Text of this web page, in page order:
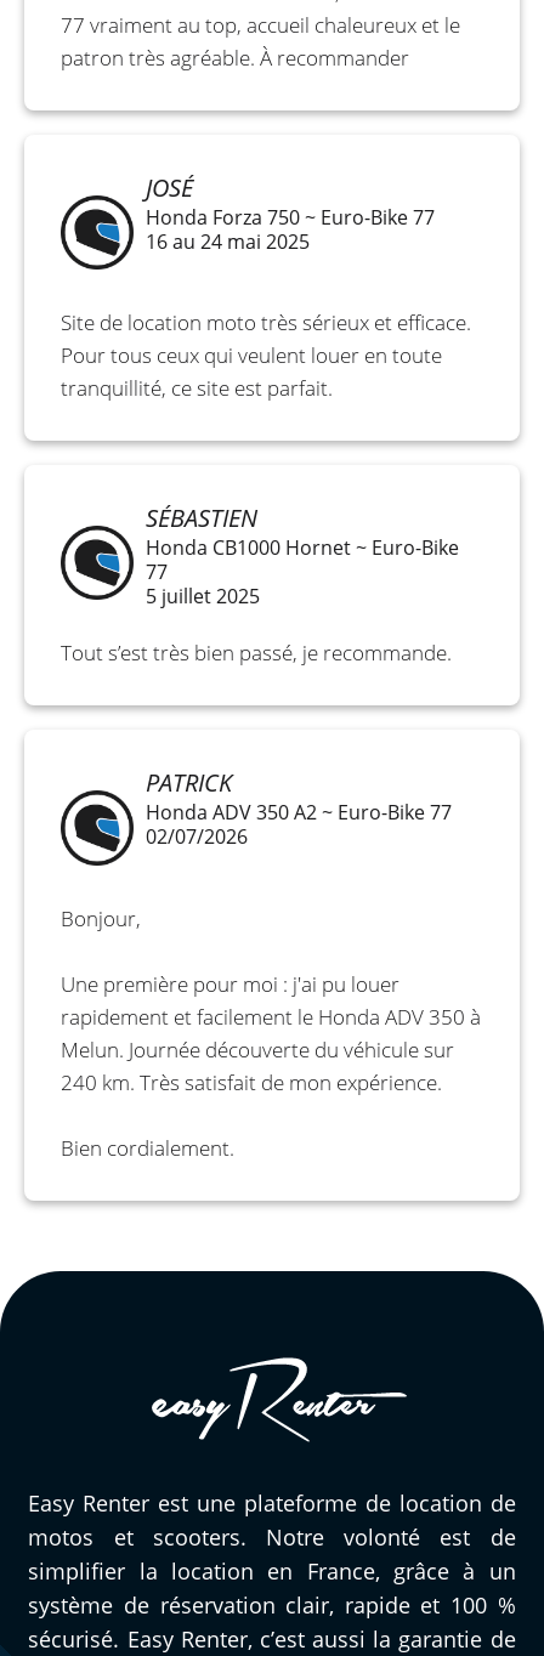
PATRICK
Honda ADV 350 A2 ~ Euro-Bike 77
02/07/2026
Bonjour,
Une première pour moi : j'ai pu louer
rapidement et facilement le Honda ADV 350 à
Melun. Journée découverte du véhicule sur
240 km. Très satisfait de mon expérience.
Bien cordialement.
SÉBASTIEN
Honda CB1000 Hornet ~ Euro-Bike
77
5 juillet 2025
Tout s’est très bien passé, je recommande.
JOSÉ
Honda Forza 750 ~ Euro-Bike 77
16 au 24 mai 2025
Site de location moto très sérieux et efficace.
Pour tous ceux qui veulent louer en toute
tranquillité, ce site est parfait.
77 vraiment au top, accueil chaleureux et le
patron très agréable. À recommander
Easy Renter est une plateforme de location de
motos et scooters. Notre volonté est de
simplifier la location en France, grâce à un
système de réservation clair, rapide et 100 %
sécurisé. Easy Renter, c’est aussi la garantie de